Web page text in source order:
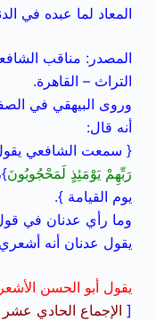
المعاد لما عبده في
التراث – القاهرة.
وروى البيهقي في
أنه قال:
{ سمعت الشافعي
رَبِّهِمْ يَوْمَئِذٍ لَمَحْجُوبُونَ
يوم القيامة }.
وما رأي عدنان في
يقول عدنان أنه
يقول أبو الحسن
[ الإجماع الحادي عشر